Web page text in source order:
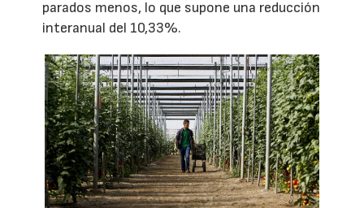
parados menos, lo que supone una reducción
interanual del 10,33%.